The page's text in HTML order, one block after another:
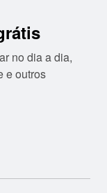
e outros